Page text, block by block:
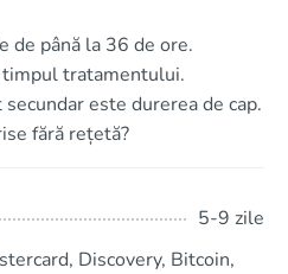
de până la 36 de ore.
timpul tratamentului.
este durerea de cap.
fără rețetă?
5-9 zile
Discovery, Bitcoin,